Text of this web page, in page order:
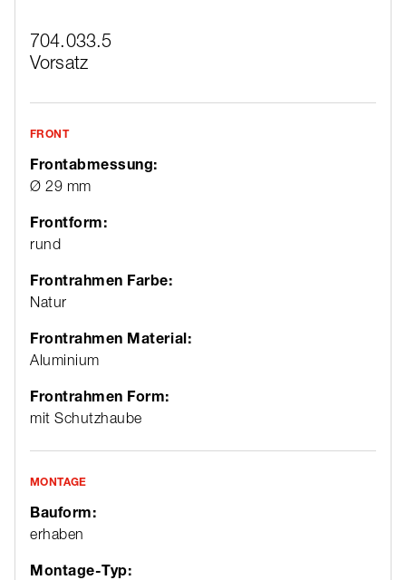
704.033.5
Vorsatz
FRONT
Frontabmessung:
Ø 29 mm
Frontform:
rund
Frontrahmen Farbe:
Natur
Frontrahmen Material:
Aluminium
Frontrahmen Form:
mit Schutzhaube
MONTAGE
Bauform:
erhaben
Montage-Typ: